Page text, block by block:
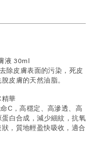
液 30ml
除皮膚表面的污染，死皮
皮膚的天然油脂。
華
C，高穩定、高滲透、高
白合成，減少細紋，抗氧
，質地輕盈快吸收，適合